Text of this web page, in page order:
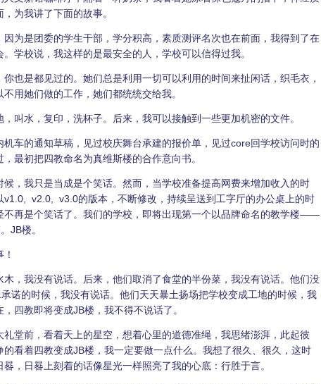
为我讲了下面的故事。
因为是团委的学生干部，学分积高，素质测评名次也在前面，我得到了在
学校说，我这样的是最安全的人，学校可以信得过我。
也是都见过的。她们总是利用一切可以利用的时间来扯闲话，织毛衣，
用她们做的工作，她们都统统交给我。
叫水，复印，洗杯子。后来，我可以接触到一些更加机密的文件。
机车的通知草稿，见过校庆舞台承建的报价单，见过core回学校访问时的
最初把四教命名为真维斯楼的合作意向书。
候，我只是当成是个笑话。然而，当学校准备提高网费来增加收入的时
v1.0, v2.0, v3.0的版本，不断修改，持续呈送到工字厅的办公桌上的时
不再是个笑话了。我们的学校，即将出现第一个以品牌命名的教学楼——
JB楼。
木，我没有说话。后来，他们取消了食堂的半份菜，我没有说话。他们没
诺的时候，我没有说话。他们天天暴土扬场把学校变成工地的时候，我
四教即将变成JB楼，我不得不说话了。
礼堂前，看着天上的星空，想着心里的道德准绳，我思绪澎湃，此起彼
的看着四教变成JB楼，我一定要做一点什么。我想了很久、很久，这时
，日晷上刻着的话像星光一样照亮了我的心底：行胜于言。